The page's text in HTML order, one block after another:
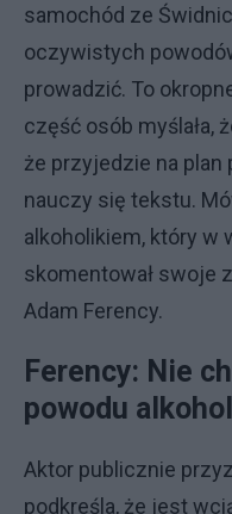
samochód ze
oczywistych
prowadzić. To
część osób myślała,
że przyjedzie na plan
nauczy się tekstu.
alkoholikiem, który w
skomentował swoje
Adam Ferency.
Ferency: Nie
powodu
Aktor publicznie
podkreśla, że jest